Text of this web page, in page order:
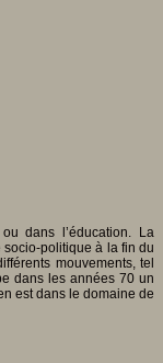
dans l’éducation. La
politique à la fin du
mouvements, tel
dans les années 70 un
est dans le domaine de